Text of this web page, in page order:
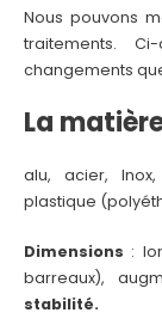
Nous pouvons
traitements.
changements
La
alu, acier,
plastique
Dimensions :
barreaux),
stabilité.